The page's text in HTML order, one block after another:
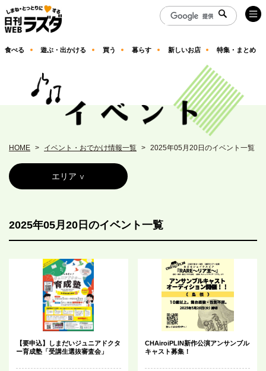
食べる 遊ぶ・出かける 買う 暮らす 新しいお店 特集・まとめ
HOME イベント・おでかけ情報一覧 2025年05月20日のイベント一覧
エリア
2025年05月20日のイベント一覧
【要申込】しまだいジュニアドクタ
ー育成塾「受講生選抜審査会」
CHAiroiPLIN新作公演アンサンブル
キャスト募集！